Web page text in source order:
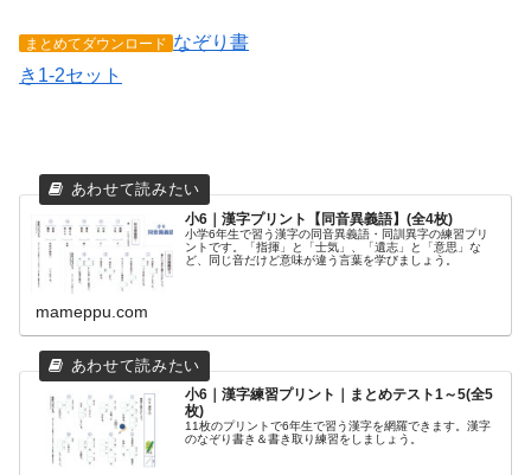
まとめてダウンロード なぞり書
き1-2セット
小6｜漢字プリント【同音異義語】(全4枚)
小学6年生で習う漢字の同音異義語・同訓異字の練習プリ
ントです。「指揮」と「士気」、「遺志」と「意思」な
ど、同じ音だけど意味が違う言葉を学びましょう。
mameppu.com
小6｜漢字練習プリント｜まとめテスト1～5(全5
枚)
11枚のプリントで6年生で習う漢字を網羅できます。漢字
のなぞり書き＆書き取り練習をしましょう。